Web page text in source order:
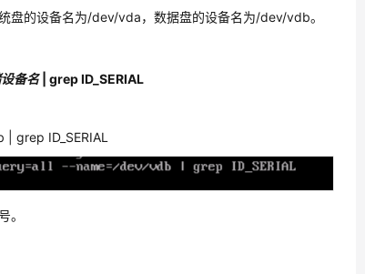
盘的设备名为/dev/vda，数据盘的设备名为/dev/vdb。
备名| grep ID_SERIAL
grep ID_SERIAL
。